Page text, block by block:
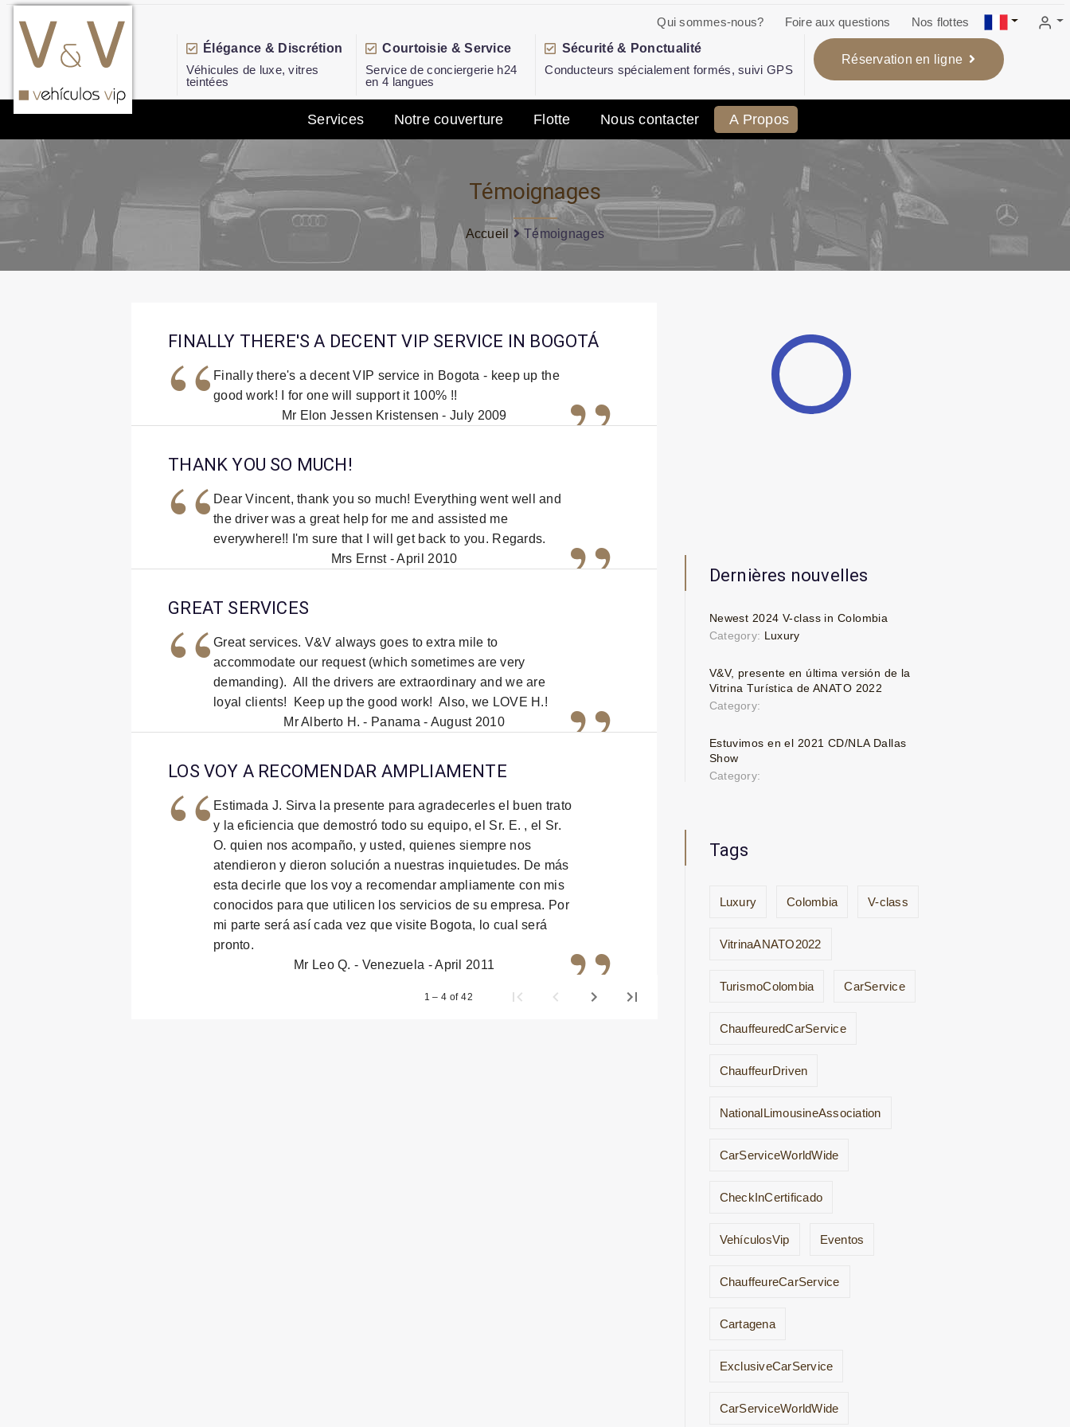
Qui sommes-nous? Foire aux questions
Nos flottes
Élégance & Discrétion
Véhicules de luxe, vitres
teintées
Courtoisie & Service
Service de conciergerie h24
en 4 langues
Sécurité & Ponctualité
Conducteurs spécialement formés, suivi GPS
Réservation en ligne
Services Notre couverture Flotte Nous contacter A Propos
Témoignages
Accueil Témoignages
FINALLY THERE'S A DECENT VIP SERVICE IN BOGOTÁ
“Finally there's a decent VIP service in Bogota - keep up the
good work! I for one will support it 100% !!
”
Mr Elon Jessen Kristensen - July 2009
THANK YOU SO MUCH!
“Dear Vincent, thank you so much! Everything went well and
the driver was a great help for me and assisted me
everywhere!! I'm sure that I will get back to you. Regards.
”
Mrs Ernst - April 2010
GREAT SERVICES
“Great services. V&V always goes to extra mile to
accommodate our request (which sometimes are very
demanding). All the drivers are extraordinary and we are
loyal clients! Keep up the good work! Also, we LOVE H.!
”
Mr Alberto H. - Panama - August 2010
LOS VOY A RECOMENDAR AMPLIAMENTE
“Estimada J. Sirva la presente para agradecerles el buen trato
y la eficiencia que demostró todo su equipo, el Sr. E. , el Sr.
O. quien nos acompaño, y usted, quienes siempre nos
atendieron y dieron solución a nuestras inquietudes. De más
esta decirle que los voy a recomendar ampliamente con mis
conocidos para que utilicen los servicios de su empresa. Por
mi parte será así cada vez que visite Bogota, lo cual será
pronto.
”
Mr Leo Q. - Venezuela - April 2011
1 – 4 of 42
Dernières nouvelles
Newest 2024 V-class in Colombia
Category: Luxury
V&V, presente en última versión de la
Vitrina Turística de ANATO 2022
Category:
Estuvimos en el 2021 CD/NLA Dallas
Show
Category:
Tags
Luxury Colombia V-class
VitrinaANATO2022
TurismoColombia CarService
ChauffeuredCarService
ChauffeurDriven
NationalLimousineAssociation
CarServiceWorldWide
CheckInCertificado
VehículosVip Eventos
ChauffeureCarService
Cartagena
ExclusiveCarService
CarServiceWorldWide